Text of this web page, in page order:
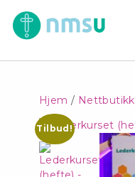
Hjem / Nettbutikk
Tilbud!